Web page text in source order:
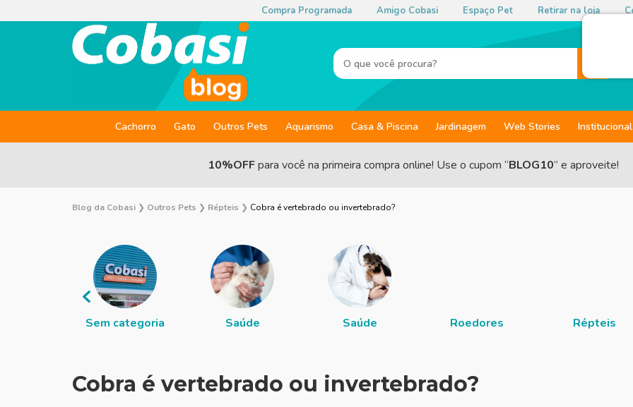
Compra Programada Amigo Cobasi Espaço Pet Retirar na loja
Cachorro Gato Outros Pets Aquarismo Casa & Piscina Jardinagem Web Stories Institucional
10%OFFpara você na primeira compra online! Use o cupom “BLOG10” e aproveite!
Blog da Cobasi ❯ Outros Pets ❯ Répteis ❯ Cobra é vertebrado ou invertebrado?
Sem categoria Saúde Saúde Roedores Répteis
Cobra é vertebrado ou invertebrado?